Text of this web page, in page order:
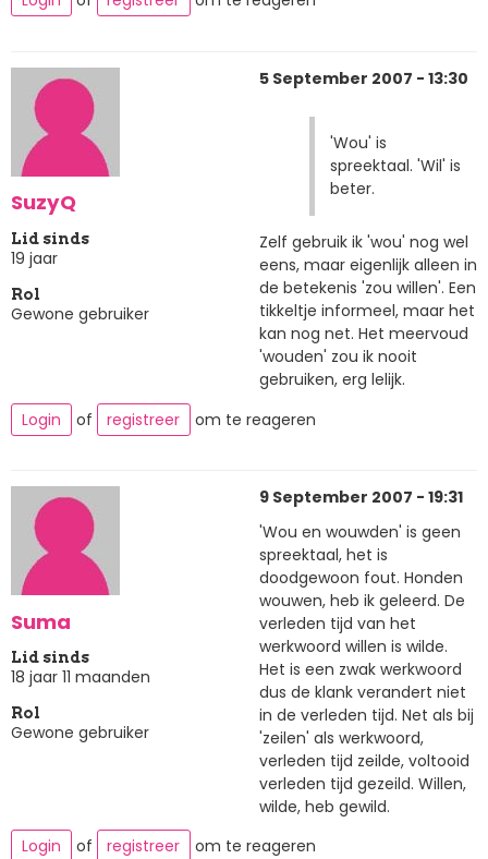
SuzyQ
Lid sinds
19 jaar
Rol
Gewone gebruiker
5 September 2007 - 13:30
'Wou' is
spreektaal. 'Wil' is
beter.
Zelf gebruik ik 'wou' nog wel
eens, maar eigenlijk alleen in
de betekenis 'zou willen'. Een
tikkeltje informeel, maar het
kan nog net. Het meervoud
'wouden' zou ik nooit
gebruiken, erg lelijk.
Login
of registreer om te reageren
Suma
Lid sinds
18 jaar 11 maanden
Rol
Gewone gebruiker
9 September 2007 - 19:31
'Wou en wouwden' is geen
spreektaal, het is
doodgewoon fout. Honden
wouwen, heb ik geleerd. De
verleden tijd van het
werkwoord willen is wilde.
Het is een zwak werkwoord
dus de klank verandert niet
in de verleden tijd. Net als bij
'zeilen' als werkwoord,
verleden tijd zeilde, voltooid
verleden tijd gezeild. Willen,
wilde, heb gewild.
Login
of registreer om te reageren